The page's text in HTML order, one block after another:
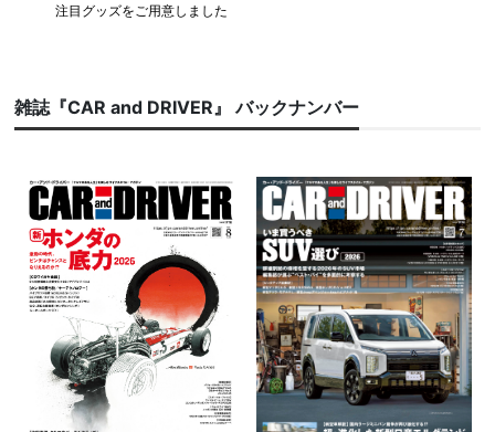
注目グッズをご用意しました
雑誌『CAR and DRIVER』 バックナンバー